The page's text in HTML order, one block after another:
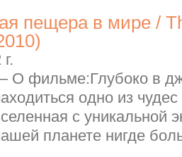
пещера в мире /
О фильме:Глубоко в
одно из
с уникальной
планете нигде